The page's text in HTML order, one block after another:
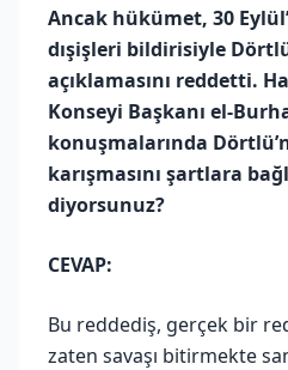
Ancak hükümet, 30
dışişleri bildirisiyle
açıklamasını reddetti.
Konseyi Başkanı el-
konuşmalarında
karışmasını şartlara
diyorsunuz?
CEVAP:
Bu reddediş, gerçek bir
zaten savaşı bitirmekte